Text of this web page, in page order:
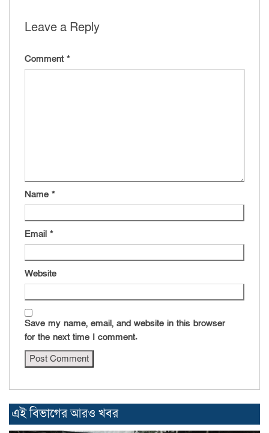
Leave a Reply
Comment *
Name *
Email *
Website
Save my name, email, and website in this browser
for the next time I comment.
এই বিভাগের আরও খবর